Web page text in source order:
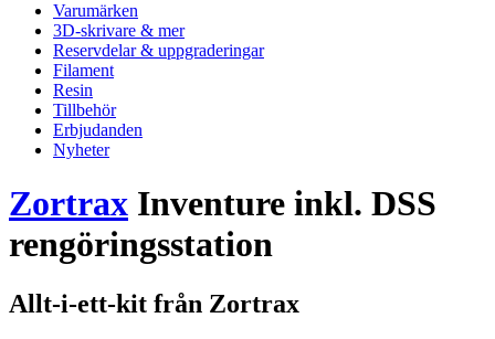
Varumärken
3D-skrivare & mer
Reservdelar & uppgraderingar
Filament
Resin
Tillbehör
Erbjudanden
Nyheter
Zortrax Inventure inkl. DSS
rengöringsstation
Allt-i-ett-kit från Zortrax